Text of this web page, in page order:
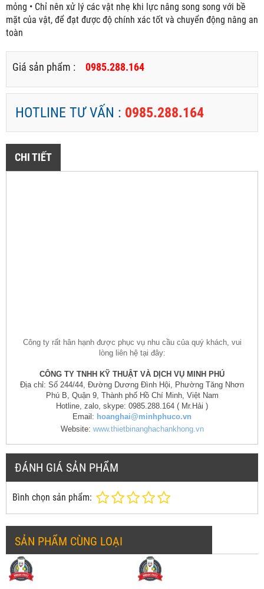
mỏng • Chỉ nên xử lý các vật nhẹ khi lực nâng song song với bề
mặt của vật, để đạt được độ chính xác tốt và chuyển động nâng an
toàn
Giá sản phẩm : 0985.288.164
HOTLINE TƯ VẤN : 0985.288.164
CHI TIẾT
Công ty rất hân hạnh được phục vụ nhu cầu của quý khách, vui
lòng liên hệ tại đây:
CÔNG TY TNHH KỸ THUẬT VÀ DỊCH VỤ MINH PHÚ
Địa chỉ: Số 244/44, Đường Dương Đình Hội, Phường Tăng Nhơn
Phú B, Quận 9, Thành phố Hồ Chí Minh, Việt Nam
Hotline, zalo, skype: 0985.288.164 ( Mr.Hải )
Email: hoanghai@minhphuco.vn
Website: www.thietbinanghachankhong.vn
ĐÁNH GIÁ SẢN PHẨM
Bình chọn sản phẩm:
SẢN PHẨM CÙNG LOẠI